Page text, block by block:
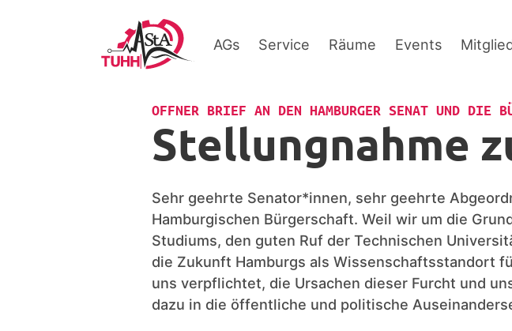
AGs Service Räume Events
OFFNER BRIEF AN DEN HAMBURGER SENAT UND DIE
Stellungnahme
Sehr geehrte Senator*innen, sehr geehrte
Hamburgischen Bürgerschaft. Weil wir um die
Studiums, den guten Ruf der Technischen
die Zukunft Hamburgs als Wissenschaftsstandort
uns verpflichtet, die Ursachen dieser Furcht und
dazu in die öffentliche und politische